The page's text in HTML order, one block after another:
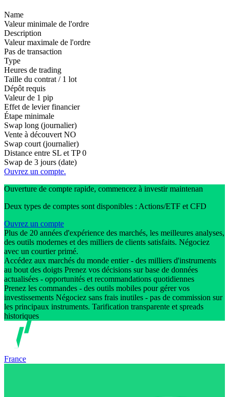
Name
Valeur minimale de l'ordre
Description
Valeur maximale de l'ordre
Pas de transaction
Type
Heures de trading
Taille du contrat / 1 lot
Dépôt requis
Valeur de 1 pip
Effet de levier financier
Étape minimale
Swap long (journalier)
Vente à découvert NO
Swap court (journalier)
Distance entre SL et TP 0
Swap de 3 jours (date)
Ouvrez un compte.
Ouverture de compte rapide, commencez à investir maintenan
Deux types de comptes sont disponibles : Actions/ETF et CFD
Ouvrez un compte
Plus de 20 années d'expérience des marchés, les meilleures analyses,
des outils modernes et des milliers de clients satisfaits. Négociez
avec un courtier primé.
Accédez aux marchés du monde entier - des milliers d'instruments
au bout des doigts Prenez vos décisions sur base de données
actualisées - opportunités et recommandations quotidiennes
Prenez les commandes - des outils mobiles pour gérer vos
investissements Négociez sans frais inutiles - pas de commission sur
les principaux instruments. Tarification transparente et spreads
historiques
France